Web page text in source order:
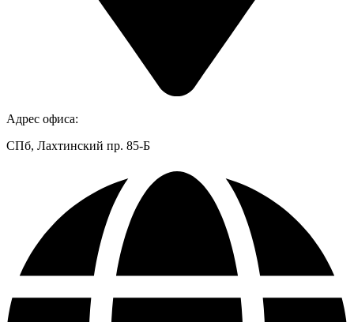
Адрес офиса:
СПб, Лахтинский пр. 85-Б